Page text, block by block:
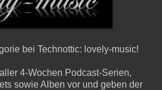
bei Technottic: lovely-music!
4-Wochen Podcast-Serien,
sowie Alben vor und geben der